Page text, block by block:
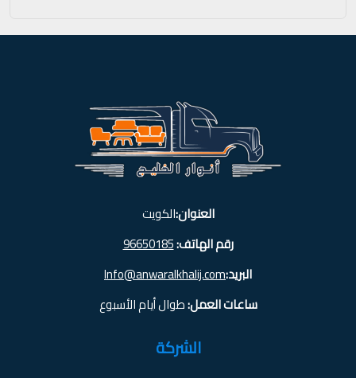
العنوان:الكويت
رقم الهاتف:96650185
البريد:Info@anwaralkhalij.com
ساعات العمل:طوال أيام الأسبوع
الشركة